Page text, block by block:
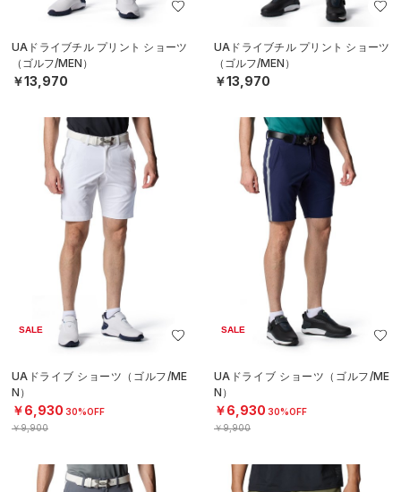
UAドライブチル プリント ショーツ
（ゴルフ/MEN）
￥13,970
UAドライブチル プリント ショーツ
（ゴルフ/MEN）
￥13,970
SALE
UAドライブ ショーツ（ゴルフ/ME
N）
￥6,930 30%OFF
￥9,900
SALE
UAドライブ ショーツ（ゴルフ/ME
N）
￥6,930 30%OFF
￥9,900